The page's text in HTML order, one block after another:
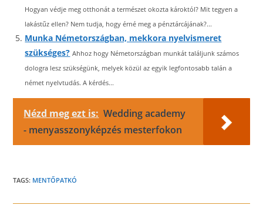
Hogyan védje meg otthonát a természet okozta károktól? Mit tegyen a
lakástűz ellen? Nem tudja, hogy érné meg a pénztárcájának?...
Munka Németországban, mekkora nyelvismeret
szükséges? Ahhoz hogy Németországban munkát találjunk számos
dologra lesz szükségünk, melyek közül az egyik legfontosabb talán a
német nyelvtudás. A kérdés...
Nézd meg ezt is: Wedding academy
- menyasszonyképzés mesterfokon
TAGS: MENTŐPATKÓ